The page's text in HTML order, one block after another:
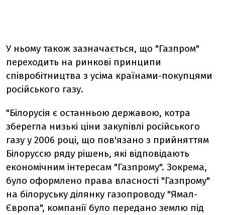
У ньому також зазначається, що "Газпром"
переходить на ринкові принципи
співробітництва з усіма країнами-покупцями
російського газу.
"Білорусія є останньою державою, котра
зберегла низькі ціни закупівлі російського
газу у 2006 році, що пов'язано з прийняттям
Білоруссю ряду рішень, які відповідають
економічним інтересам "Газпрому". Зокрема,
було оформлено права власності "Газпрому"
на білоруську ділянку газопроводу "Ямал-
Європа", компанії було передано землю під